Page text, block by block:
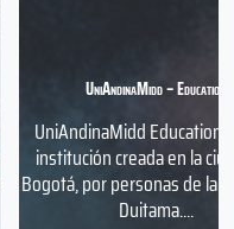
UniAndinaMidd – Education
UniAndinaMidd Education,
institución creada en la
Bogotá, por personas de la
Duitama....